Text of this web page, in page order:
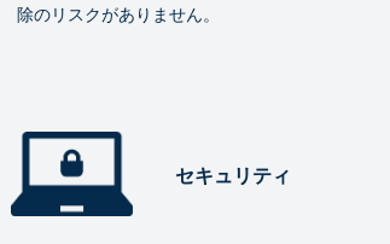
除のリスクがありません。
セキュリティ